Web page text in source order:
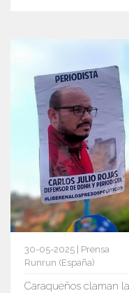
30-05-2025 | Prensa
Runrun (España)
Caraqueños claman